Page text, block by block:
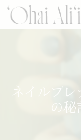
ネイルプレ
の